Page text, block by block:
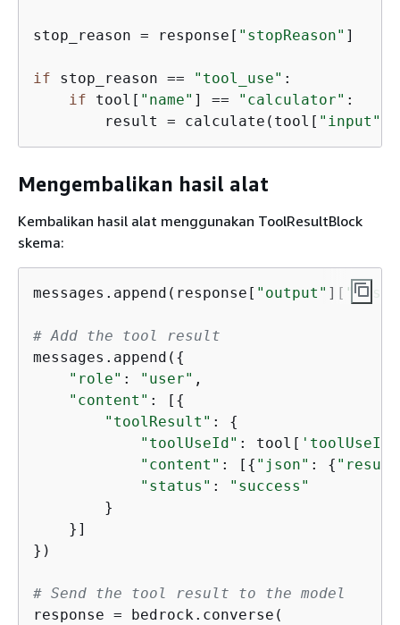
stop_reason = response[ "stopReason" ]
if stop_reason == "tool_use" :
if tool[ "name" ] == "calculator" :
        result = calculate(tool[
"input"
Mengembalikan hasil alat
Kembalikan hasil alat menggunakan ToolResultBlock
skema:
messages.append(response[ "output" ][
# Add the tool result
messages.append( {
"role" : "user" ,
"content" : [ {
"toolResult" : {
"toolUseId" : tool[ 'toolUseId'
"content" : [ { "json" : {
"status" :
"success"
        }
    }]
})
# Send the tool result to the model
response = bedrock.converse(